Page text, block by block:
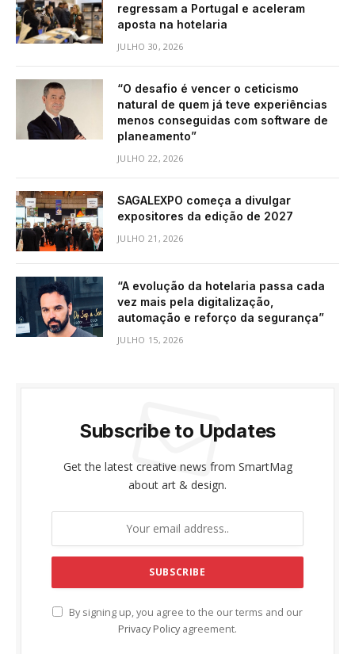
regressam a Portugal e aceleram
aposta na hotelaria
JULHO 30, 2026
“O desafio é vencer o ceticismo
natural de quem já teve experiências
menos conseguidas com software de
planeamento”
JULHO 22, 2026
SAGALEXPO começa a divulgar
expositores da edição de 2027
JULHO 21, 2026
“A evolução da hotelaria passa cada
vez mais pela digitalização,
automação e reforço da segurança”
JULHO 15, 2026
Subscribe to Updates
Get the latest creative news from SmartMag
about art & design.
By signing up, you agree to the our terms and our
Privacy Policy agreement.